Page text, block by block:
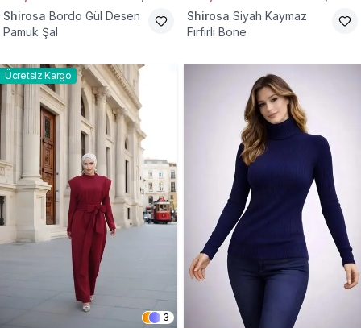
Shirosa Bordo Gül Desen
Pamuk Şal
Shirosa Siyah Kaymaz
Fırfırlı Bone
Ücretsiz Kargo
3